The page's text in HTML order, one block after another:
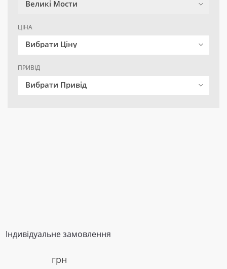
Великі Мости
ЦІНА
Вибрати Ціну
ПРИВІД
Вибрати Привід
Індивідуальне замовлення
грн